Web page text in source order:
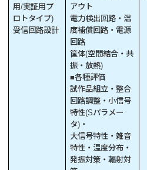
用/実証用プ
ロトタイプ)
受信回路設計
アウト
電力検出回路・温
度補償回路・電源
回路
筐体(空間結合・共
振・放熱)
■各種評価
試作品組立・整合
回路調整・小信号
特性(Sパラメー
タ)・
大信号特性・雑音
特性・温度分布・
発振対策・輻射対